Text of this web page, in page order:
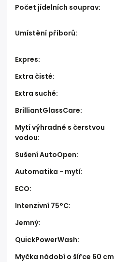
Počet jídelních souprav:
Umístění příborů:
Expres:
Extra čisté:
Extra suché:
BrilliantGlassCare:
Mytí výhradně s čerstvou
vodou:
Sušení AutoOpen:
Automatika - mytí:
ECO:
Intenzivní 75°C:
Jemný:
QuickPowerWash:
Myčka nádobí o šířce 60 cm